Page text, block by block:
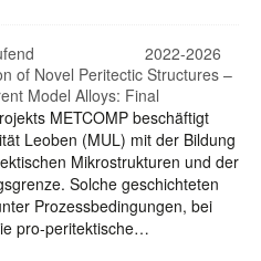
2022-2026
of Novel Peritectic Structures –
Model Alloys: Final
METCOMP beschäftigt
Leoben (MUL) mit der Bildung
Mikrostrukturen und der
Solche geschichteten
Prozessbedingungen, bei
pro-peritektische…